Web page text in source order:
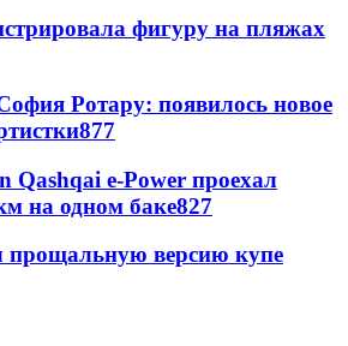
фигуру на пляжах
Ротару: появилось новое
877
Qashqai e-Power проехал
на одном баке827
прощальную версию купе